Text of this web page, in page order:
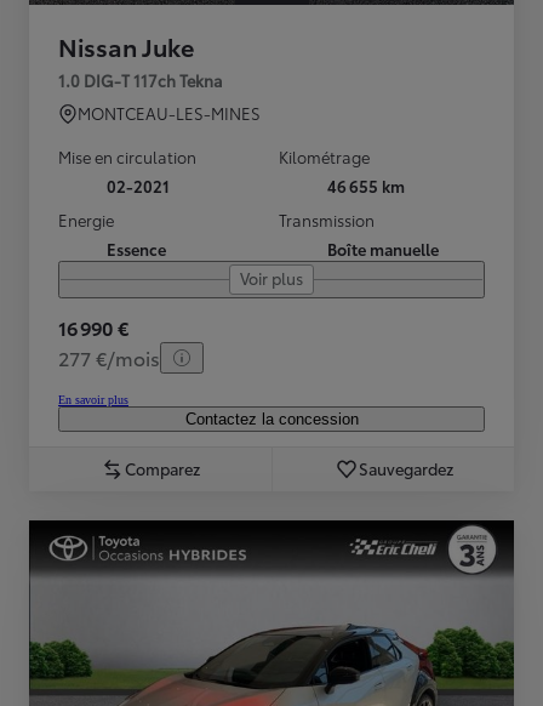
Nissan Juke
1.0 DIG-T 117ch Tekna
MONTCEAU-LES-MINES
Mise en circulation
02-2021
Kilométrage
46 655 km
Energie
Essence
Transmission
Boîte manuelle
Voir plus
16 990 €
277 €/mois
En savoir plus
Contactez la concession
Comparez Sauvegardez